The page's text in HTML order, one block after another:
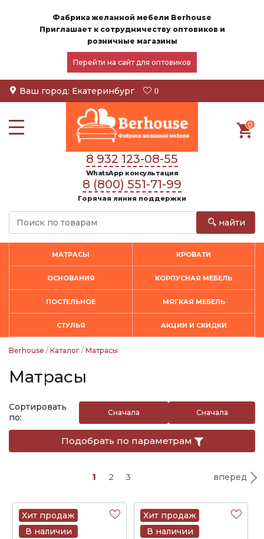
Фабрика желанной мебели Berhouse
Приглашает к сотрудничеству оптовиков и
розничные магазины
Перейти на сайт для оптовиков
Ваш город: Екатеринбург 0
0
8 932 123-08-55
WhatsApp консультация
8 (800) 551-71-99
Горячая линия поддержки
найти
МАТРАСЫ КРОВАТИ
ОСНОВАНИЯ КОРПУСНАЯ МЕБЕЛЬ
ПОСТЕЛЬНОЕ МЯГКАЯ МЕБЕЛЬ
СТУЛЬЯ АКЦИИ И СКИДКИ
Berhouse / Каталог / Матрасы
Матрасы
Сортировать
по:
Сначала Сначала
Подобрать по параметрам
1 2 3 вперед
Хит продаж
В наличии
Хит продаж
В наличии